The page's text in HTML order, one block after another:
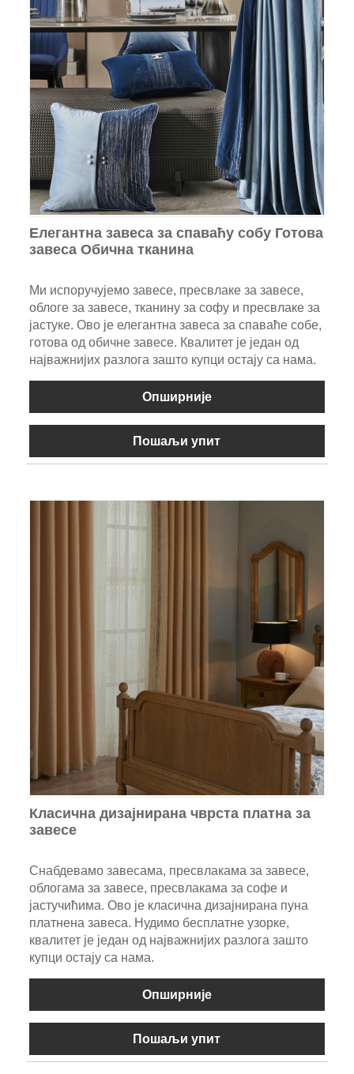
Елегантна завеса за спаваћу собу Готова
завеса Обична тканина
Ми испоручујемо завесе, пресвлаке за завесе,
облоге за завесе, тканину за софу и пресвлаке за
јастуке. Ово је елегантна завеса за спаваће собе,
готова од обичне завесе. Квалитет је један од
најважнијих разлога зашто купци остају са нама.
Опширније
Пошаљи упит
Класична дизајнирана чврста платна за
завесе
Снабдевамо завесама, пресвлакама за завесе,
облогама за завесе, пресвлакама за софе и
јастучићима. Ово је класична дизајнирана пуна
платнена завеса. Нудимо бесплатне узорке,
квалитет је један од најважнијих разлога зашто
купци остају са нама.
Опширније
Пошаљи упит